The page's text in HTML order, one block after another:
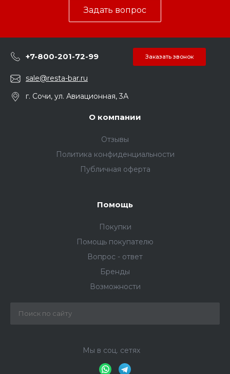
Задать вопрос
+7-800-201-72-99 Заказать звонок
sale@resta-bar.ru
г. Сочи, ул. Авиационная, 3А
О компании
Отзывы
Политика конфиденциальности
Публичная оферта
Помощь
Покупки
Помощь покупателю
Вопрос - ответ
Бренды
Возможности
Мы в соц. сетях